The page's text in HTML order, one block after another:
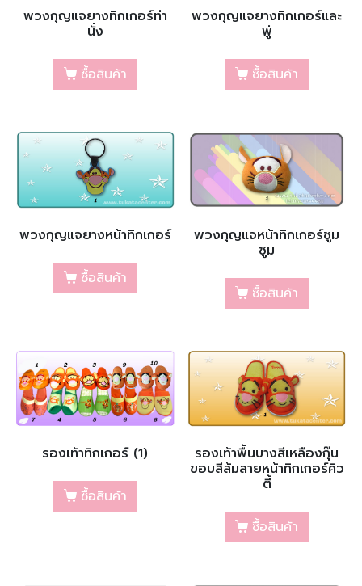
พวงกุญแจยางทิกเกอร์ท่า
นั่ง
ซื้อสินค้า
พวงกุญแจยางทิกเกอร์และ
พู่
ซื้อสินค้า
พวงกุญแจยางหน้าทิกเกอร์
ซื้อสินค้า
พวงกุญแจหน้าทิกเกอร์ซูม
ซูม
ซื้อสินค้า
รองเท้าทิกเกอร์ (1)
ซื้อสินค้า
รองเท้าพื้นบางสีเหลืองกุ๊น
ขอบสีส้มลายหน้าทิกเกอร์คิว
ตี้
ซื้อสินค้า